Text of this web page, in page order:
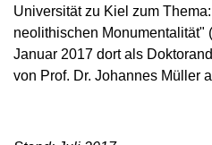
Universität zu Kiel zum
neolithischen Monumentalität"
Januar 2017 dort als
von Prof. Dr. Johannes Müller